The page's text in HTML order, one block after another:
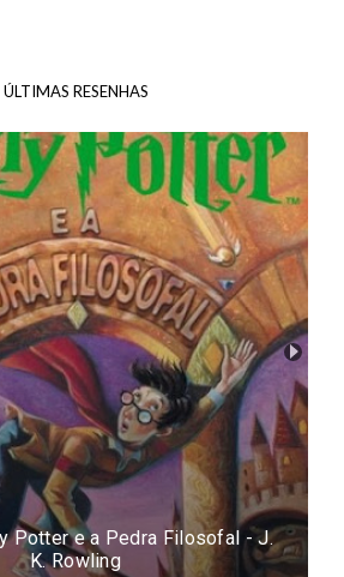
ÚLTIMAS RESENHAS
Potter e a Pedra Filosofal - J.
K. Rowling